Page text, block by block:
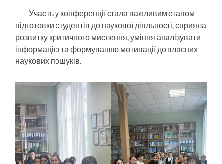
Участь у конференції стала важливим етапом
підготовки студентів до наукової діяльності, сприяла
розвитку критичного мислення, уміння аналізувати
інформацію та формуванню мотивації до власних
наукових пошуків.